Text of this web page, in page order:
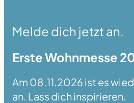
Melde dich jetzt an.
Erste Wohnmesse
Am 08.11.2026 ist es
an. Lass dich inspirieren.